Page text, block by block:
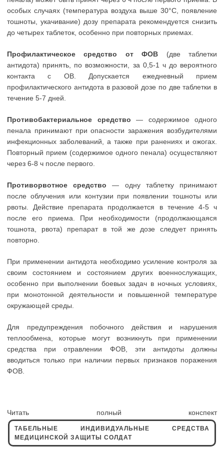
особых случаях (температура воздуха выше 30°С, появление
тошноты, укачивание) дозу препарата рекомендуется снизить
до четырех таблеток, особенно при повторных приемах.
Профилактическое средство от ФОВ (две таблетки
антидота) принять, по возможности, за 0,5-1 ч до вероятного
контакта с ОВ. Допускается ежедневный прием
профилактического антидота в разовой дозе по две таблетки в
течение 5-7 дней.
Противобактериальное средство — содержимое одного
пенала принимают при опасности заражения возбудителями
инфекционных заболеваний, а также при ранениях и ожогах.
Повторный прием (содержимое одного пенала) осуществляют
через 6-8 ч после первого.
Противорвотное средство — одну таблетку принимают
после облучения или контузии при появлении тошноты или
рвоты. Действие препарата продолжается в течение 4-5 ч
после его приема. При необходимости (продолжающаяся
тошнота, рвота) препарат в той же дозе следует принять
повторно.
При применении антидота необходимо усиление контроля за
своим состоянием и состоянием других военнослужащих,
особенно при выполнении боевых задач в ночных условиях,
при монотонной деятельности и повышенной температуре
окружающей среды.
Для предупреждения побочного действия и нарушения
теплообмена, которые могут возникнуть при применении
средства при отравлении ФОВ, эти антидоты должны
вводиться только при наличии первых признаков поражения
ФОВ.
Читать полный конспект
ТАБЕЛЬНЫЕ ИНДИВИДУАЛЬНЫЕ СРЕДСТВА
МЕДИЦИНСКОЙ ЗАЩИТЫ СОЛДАТ